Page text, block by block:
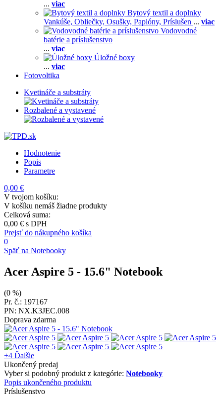
... viac
Bytový textil a doplnky
Vankúše, Obliečky, Osušky, Paplóny, Príslušen ... viac
Vodovodné
batérie a príslušenstvo
... viac
Úložné boxy
... viac
Fotovoltika
Kvetináče a substráty
Rozbalené a vystavené
Hodnotenie
Popis
Parametre
0,00 €
V tvojom košíku:
V košíku nemáš žiadne produkty
Celková suma:
0,00 € s DPH
Prejsť do nákupného košíka
0
Späť na Notebooky
Acer Aspire 5 - 15.6" Notebook
(0 %)
Pr. č.: 197167
PN: NX.K3JEC.008
Doprava zdarma
+4 Ďalšie
Ukončený predaj
Vyber si podobný produkt z kategórie: Notebooky
Popis ukončeného produktu
Príslušenstvo